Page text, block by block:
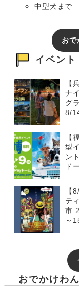
中型犬まで
おで
イベント
【
ナ
グ
8/
【
型
ン
ド
【
テ
市
～
おでかけわ